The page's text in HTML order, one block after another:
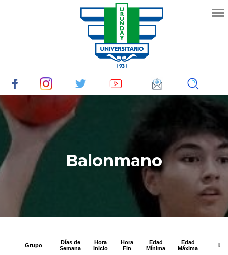
Balonmano